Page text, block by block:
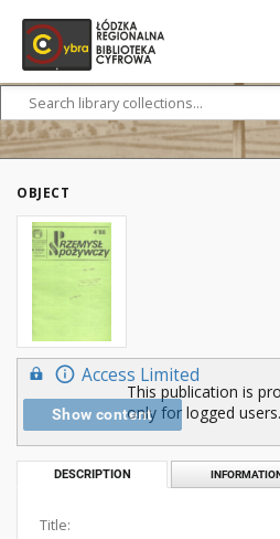
OBJECT
Access Limited
Show content
This publication is
only for logged users.
DESCRIPTION
Title: